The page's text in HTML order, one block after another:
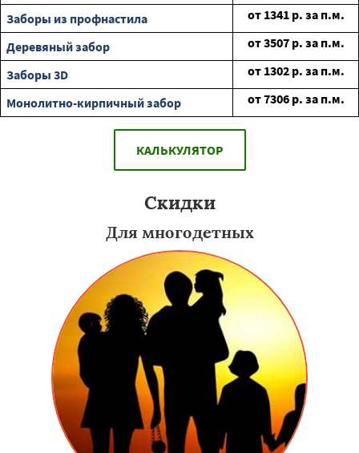
Заборы из профнастила
от 1341 р. за п.м.
Деревяный забор
от3507 р. за п.м.
Заборы 3D
от 1302 р. за п.м.
Монолитно-кирпичный забор
от7306 р. за п.м.
КАЛЬКУЛЯТОР
Скидки
Для многодетных